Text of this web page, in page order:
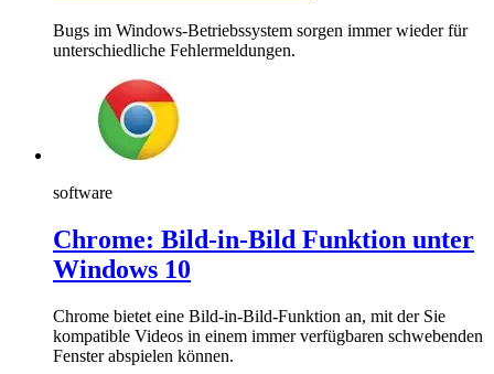
Bugs im Windows-Betriebssystem sorgen immer wieder für
unterschiedliche Fehlermeldungen.
software
Chrome: Bild-in-Bild Funktion unter
Windows 10
Chrome bietet eine Bild-in-Bild-Funktion an, mit der Sie
kompatible Videos in einem immer verfügbaren schwebenden
Fenster abspielen können.